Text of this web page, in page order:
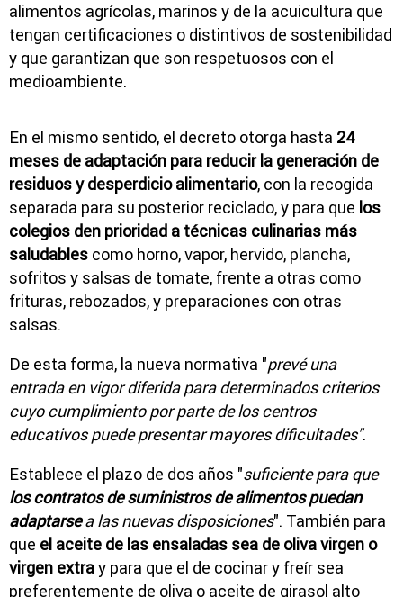
alimentos agrícolas, marinos y de la acuicultura que
tengan certificaciones o distintivos de sostenibilidad
y que garantizan que son respetuosos con el
medioambiente.
En el mismo sentido, el decreto otorga hasta 24
meses de adaptación para reducir la generación de
residuos y desperdicio alimentario, con la recogida
separada para su posterior reciclado, y para que los
colegios den prioridad a técnicas culinarias más
saludables como horno, vapor, hervido, plancha,
sofritos y salsas de tomate, frente a otras como
frituras, rebozados, y preparaciones con otras
salsas.
De esta forma, la nueva normativa "prevé una
entrada en vigor diferida para determinados criterios
cuyo cumplimiento por parte de los centros
educativos puede presentar mayores dificultades".
Establece el plazo de dos años "suficiente para que
los contratos de suministros de alimentos puedan
adaptarsea las nuevas disposiciones". También para
que el aceite de las ensaladas sea de oliva virgen o
virgen extray para que el de cocinar y freír sea
preferentemente de oliva o aceite de girasol alto